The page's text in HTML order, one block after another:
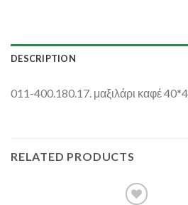
DESCRIPTION
011-400.180.17. μαξιλάρι καφέ
RELATED PRODUCTS